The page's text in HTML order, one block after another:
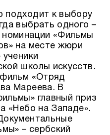
подходит к выбору
выбрать одного –
«Фильмы
на месте жюри
школы искусств.
фильм «Отряд
Мареева. В
главный приз
«Небо на Западе».
– сербский